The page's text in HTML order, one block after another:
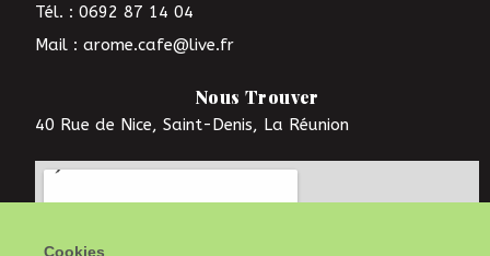
Tél. : 0692 87 14 04
Mail : arome.cafe@live.fr
Nous Trouver
40 Rue de Nice, Saint-Denis, La Réunion
Cookies